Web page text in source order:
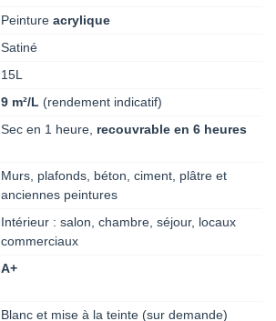
Peinture acrylique
Satiné
15L
9 m²/L (rendement indicatif)
Sec en 1 heure, recouvrable en 6 heures
Murs, plafonds, béton, ciment, plâtre et
anciennes peintures
Intérieur : salon, chambre, séjour, locaux
commerciaux
A+
Blanc et mise à la teinte (sur demande)